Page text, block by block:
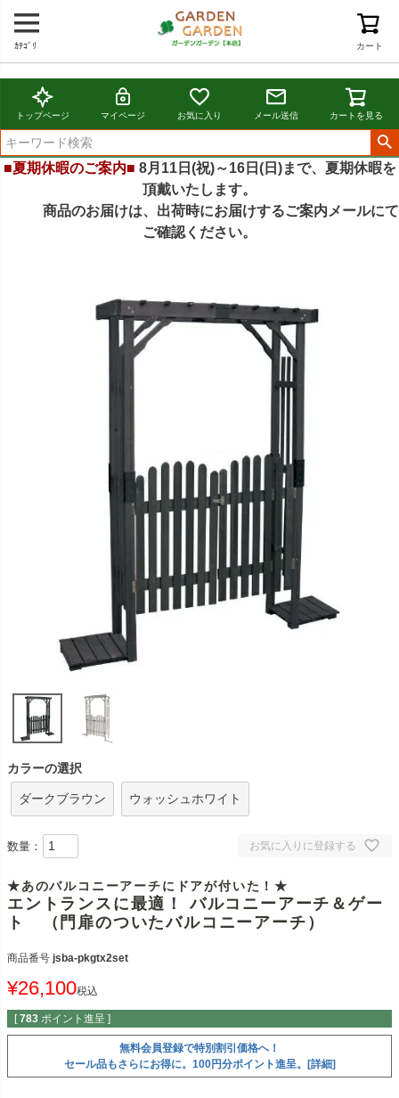
カート
ｶﾃｺﾞﾘ
トップページ マイページ お気に入り メール送信 カートを見る
■夏期休暇のご案内■ 8月11日(祝)～16日(日)まで、夏期休暇を
頂戴いたします。
商品のお届けは、出荷時にお届けするご案内メールにて
ご確認ください。
カラーの選択
ダークブラウン ウォッシュホワイト
お気に入りに登録する
数量：
★あのバルコニーアーチにドアが付いた！★
エントランスに最適！ バルコニーアーチ＆ゲー
ト （門扉のついたバルコニーアーチ）
商品番号 jsba-pkgtx2set
¥26,100税込
[ 783 ポイント進呈 ]
無料会員登録で特別割引価格へ！
セール品もさらにお得に。100円分ポイント進呈。[詳細]